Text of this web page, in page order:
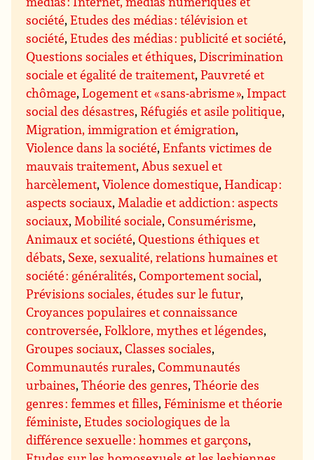
société,Etudes des médias : télévision et
société,Etudes des médias : publicité et société,
Questions sociales et éthiques,Discrimination
sociale et égalité de traitement,Pauvreté et
chômage,Logement et « sans-abrisme », Impact
social des désastres,Réfugiés et asile politique,
Migration, immigration et émigration,
Violence dans la société,Enfants victimes de
mauvais traitement,Abus sexuel et
harcèlement,Violence domestique,Handicap :
aspects sociaux,Maladie et addiction : aspects
sociaux,Mobilité sociale,Consumérisme,
Animaux et société,Questions éthiques et
débats, Sexe, sexualité, relations humaines et
société : généralités,Comportement social,
Prévisions sociales, études sur le futur,
Croyances populaires et connaissance
controversée,Folklore, mythes et légendes,
Groupes sociaux,Classes sociales,
Communautés rurales,Communautés
urbaines,Théorie des genres,Théorie des
genres : femmes et filles,Féminisme et théorie
féministe,Etudes sociologiques de la
différence sexuelle : hommes et garçons,